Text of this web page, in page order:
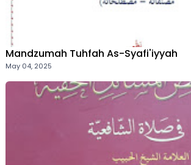
Mandzumah Tuhfah As-Syafi'iyyah
May 04, 2025